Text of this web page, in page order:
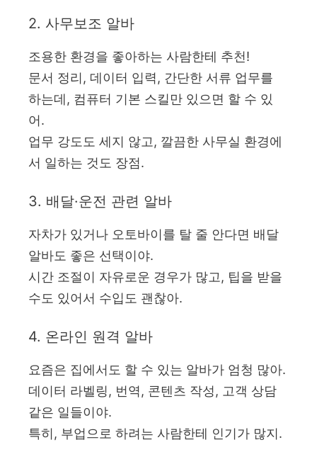
2. 사무보조 알바
조용한 환경을 좋아하는 사람한테 추천!
문서 정리, 데이터 입력, 간단한 서류 업무를
하는데, 컴퓨터 기본 스킬만 있으면 할 수 있
어.
업무 강도도 세지 않고, 깔끔한 사무실 환경에
서 일하는 것도 장점.
3. 배달·운전 관련 알바
자차가 있거나 오토바이를 탈 줄 안다면 배달
알바도 좋은 선택이야.
시간 조절이 자유로운 경우가 많고, 팁을 받을
수도 있어서 수입도 괜찮아.
4. 온라인 원격 알바
요즘은 집에서도 할 수 있는 알바가 엄청 많아.
데이터 라벨링, 번역, 콘텐츠 작성, 고객 상담
같은 일들이야.
특히, 부업으로 하려는 사람한테 인기가 많지.